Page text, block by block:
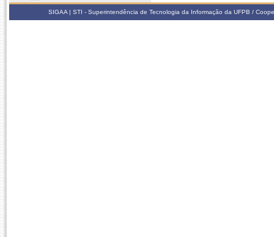
SIGAA | STI - Superintendência de Tecnologia da Informação da UFPB /